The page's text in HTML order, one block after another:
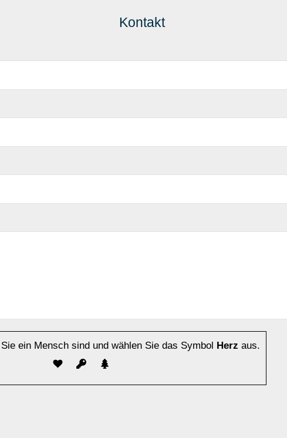
Kontakt
ein Mensch sind und wählen Sie das Symbol Herz aus.